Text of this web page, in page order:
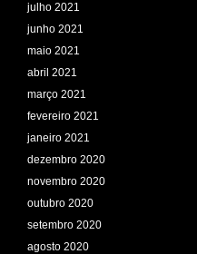
julho 2021
junho 2021
maio 2021
abril 2021
março 2021
fevereiro 2021
janeiro 2021
dezembro 2020
novembro 2020
outubro 2020
setembro 2020
agosto 2020